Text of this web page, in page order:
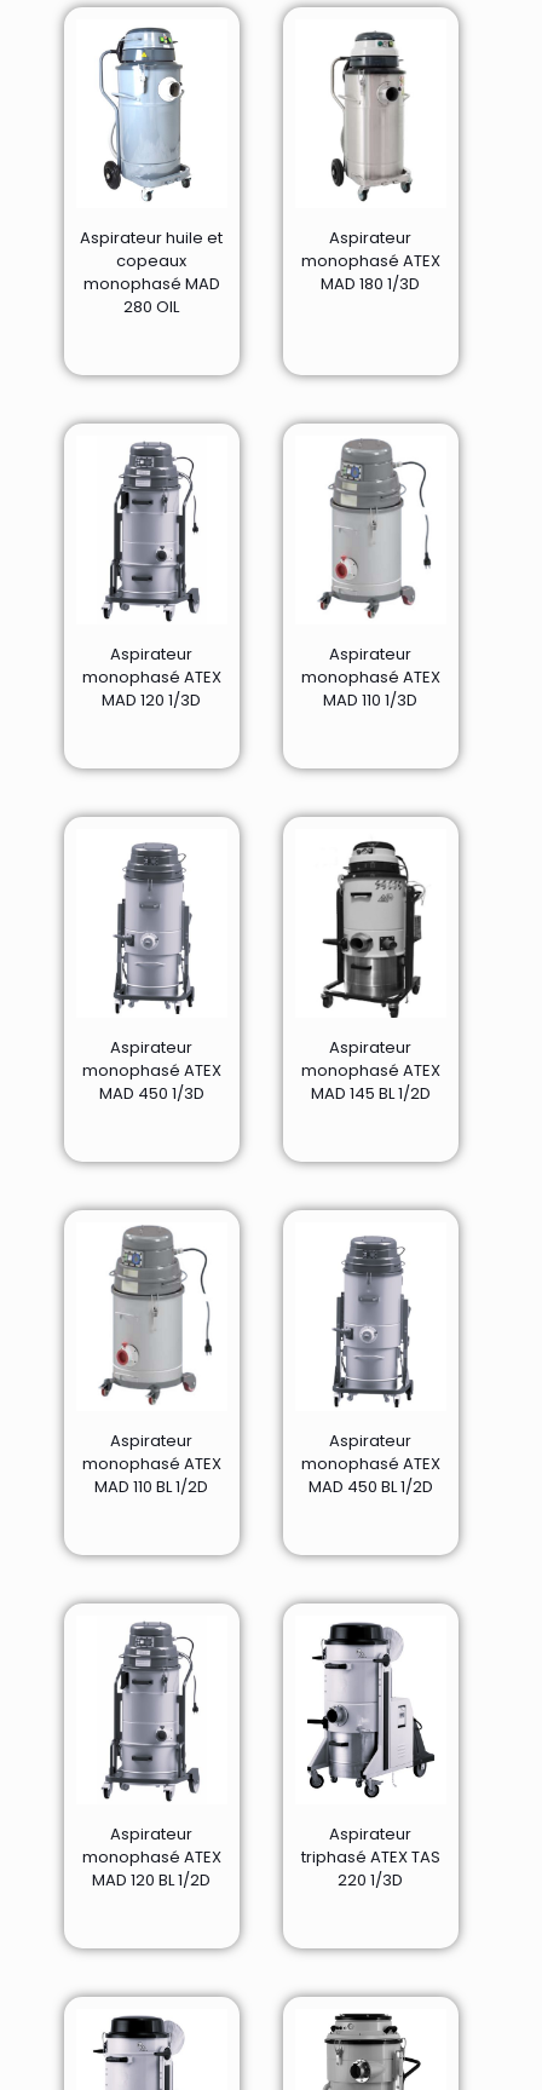
Aspirateur huile et
copeaux
monophasé MAD
280 OIL
Aspirateur
monophasé ATEX
MAD 180 1/3D
Aspirateur
monophasé ATEX
MAD 120 1/3D
Aspirateur
monophasé ATEX
MAD 110 1/3D
Aspirateur
monophasé ATEX
MAD 450 1/3D
Aspirateur
monophasé ATEX
MAD 145 BL 1/2D
Aspirateur
monophasé ATEX
MAD 110 BL 1/2D
Aspirateur
monophasé ATEX
MAD 450 BL 1/2D
Aspirateur
monophasé ATEX
MAD 120 BL 1/2D
Aspirateur
triphasé ATEX TAS
220 1/3D